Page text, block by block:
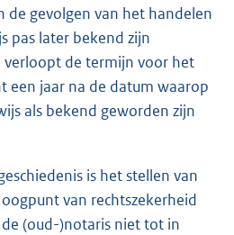
de gevolgen van het handelen
pas later bekend zijn
verloopt de termijn voor het
een jaar na de datum waarop
als bekend geworden zijn
is het stellen van
van rechtszekerheid
(oud-)notaris niet tot in